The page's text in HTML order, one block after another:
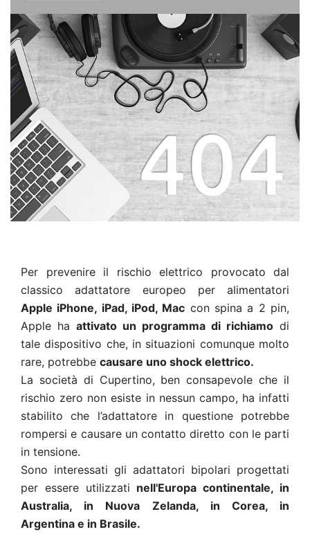
Per prevenire il rischio elettrico provocato dal
classico adattatore europeo per alimentatori
Apple iPhone, iPad, iPod, Mac con spina a 2 pin,
Apple ha attivato un programma di richiamo di
tale dispositivo che, in situazioni comunque molto
rare, potrebbe causare uno shock elettrico.
La società di Cupertino, ben consapevole che il
rischio zero non esiste in nessun campo, ha infatti
stabilito che l’adattatore in questione potrebbe
rompersi e causare un contatto diretto con le parti
in tensione.
Sono interessati gli adattatori bipolari progettati
per essere utilizzati nell'Europa continentale, in
Australia, in Nuova Zelanda, in Corea, in
Argentina e in Brasile.